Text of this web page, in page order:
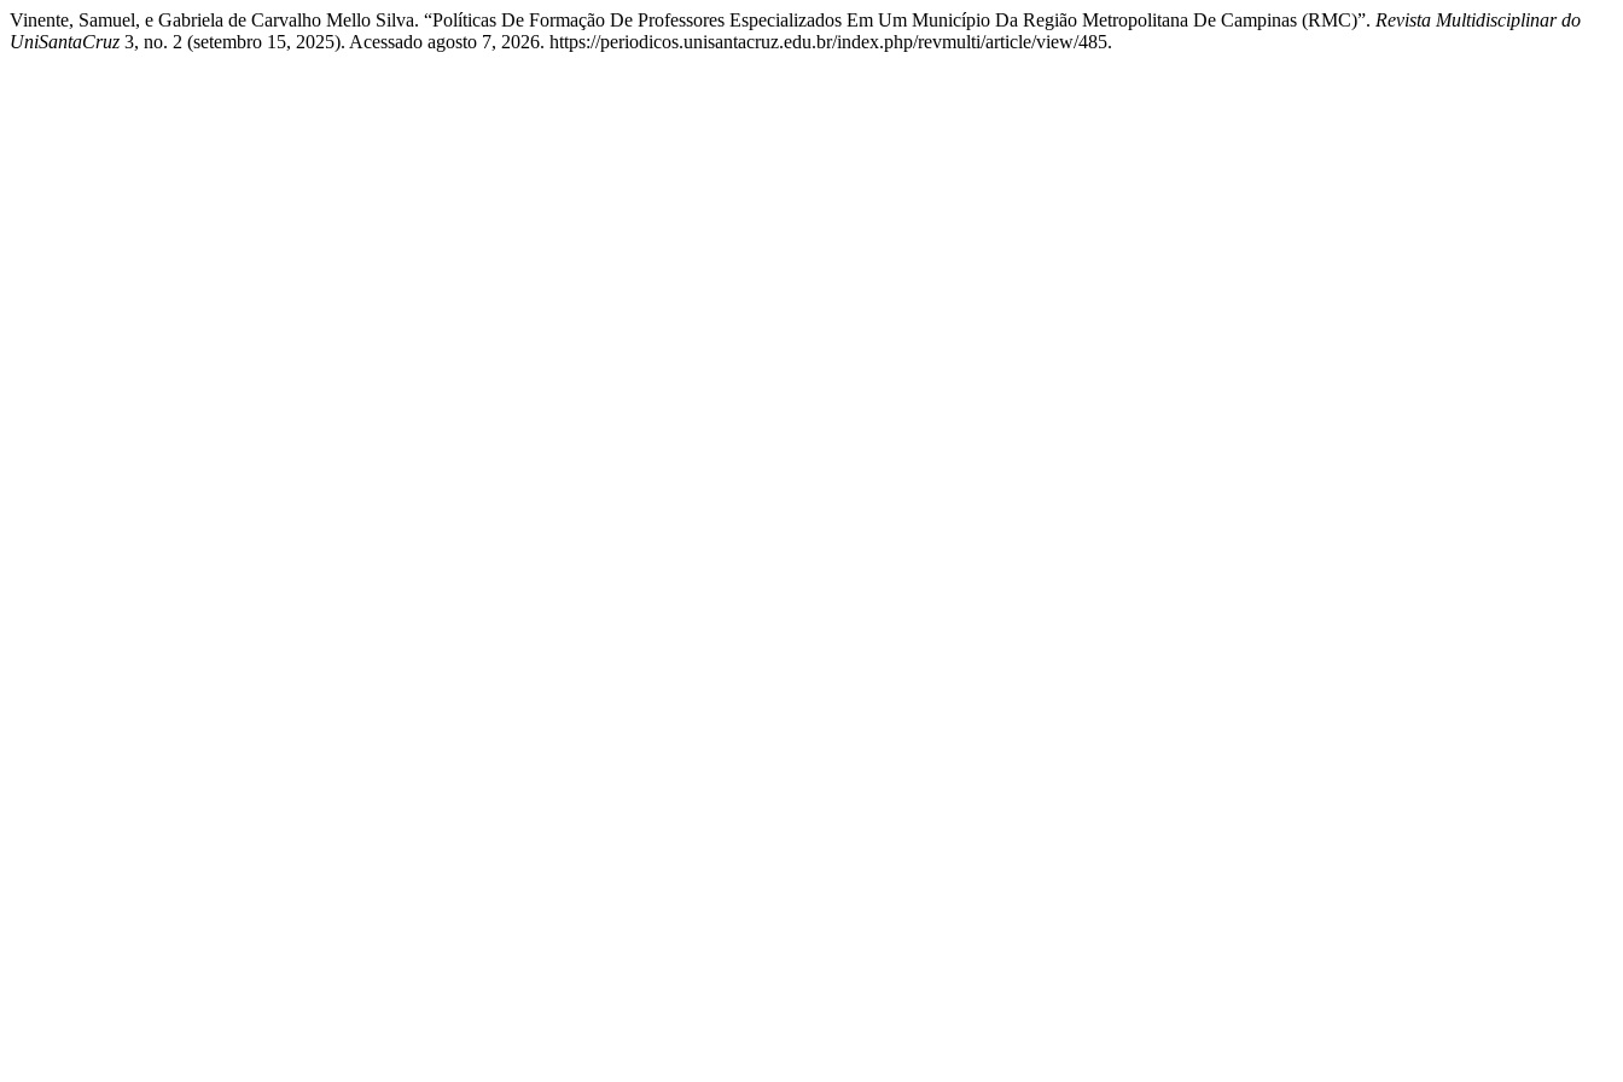
Vinente, Samuel, e Gabriela de Carvalho Mello Silva. “Políticas De Formação De Professores Especializados Em Um Município Da Região Metropolitana De Campinas (RMC)”. Revista Multidisciplinar do
UniSantaCruz 3, no. 2 (setembro 15, 2025). Acessado agosto 7, 2026. https://periodicos.unisantacruz.edu.br/index.php/revmulti/article/view/485.